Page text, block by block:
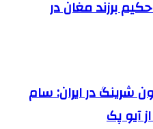
برزند مغان در
شرینگ در ایران: سام
آیو پک